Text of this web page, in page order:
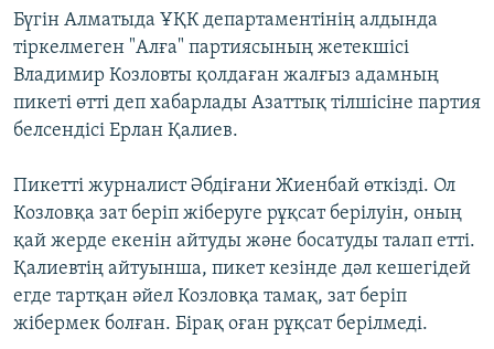
Skip
to
Search
ӘЛЕУМЕТ
ӘЛЕМ
АРНАЙЫ ЖОБАЛАР
ЖАЗЫЛЫҢЫЗ
Басқа тілдерде
Бүгін Алматыда ҰҚК департаментінің алдында
тіркелмеген "Алға" партиясының жетекшісі
Владимир Козловты қолдаған жалғыз адамның
пикеті өтті деп хабарлады Азаттық тілшісіне партия
белсендісі Ерлан Қалиев.
Пикетті журналист Әбдіғани Жиенбай өткізді. Ол
Козловқа зат беріп жіберуге рұқсат берілуін, оның
қай жерде екенін айтуды және босатуды талап етті.
Қалиевтің айтуынша, пикет кезінде дәл кешегідей
егде тартқан әйел Козловқа тамақ, зат беріп
жібермек болған. Бірақ оған рұқсат берілмеді.